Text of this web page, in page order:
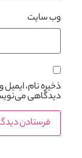
وب‌ سایت
ذخیره نام،
دیدگاهی